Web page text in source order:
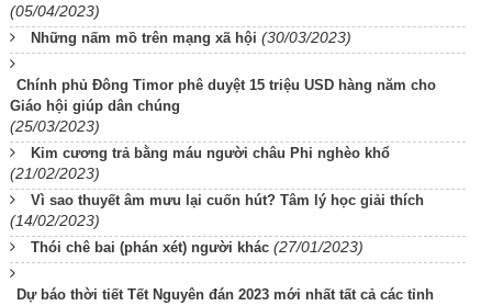
(05/04/2023)
Những nấm mồ trên mạng xã hội (30/03/2023)
Chính phủ Đông Timor phê duyệt 15 triệu USD hàng năm cho
Giáo hội giúp dân chúng
(25/03/2023)
Kim cương trả bằng máu người châu Phi nghèo khổ
(21/02/2023)
Vì sao thuyết âm mưu lại cuốn hút? Tâm lý học giải thích
(14/02/2023)
Thói chê bai (phán xét) người khác (27/01/2023)
Dự báo thời tiết Tết Nguyên đán 2023 mới nhất tất cả các tỉnh